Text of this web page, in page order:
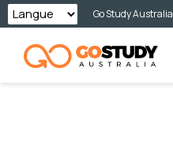
Skip
content
Go Study Australia